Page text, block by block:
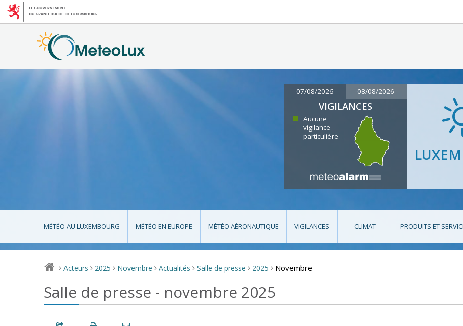
07/08/2026 08/08/2026
VIGILANCES
Aucune
vigilance
particulière
MÉTÉO AU LUXEMBOURG MÉTÉO EN EUROPE MÉTÉO AÉRONAUTIQUE VIGILANCES CLIMAT PRODUITS ET
> Acteurs > 2025 > Novembre > Actualités > Salle de presse > 2025 > Novembre
Salle de presse - novembre 2025